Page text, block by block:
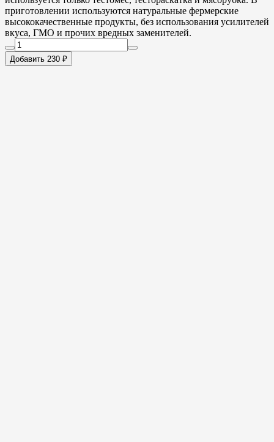
приготовлении используются натуральные фермерские
высококачественные продукты, без использования усилителей
вкуса, ГМО и прочих вредных заменителей.
Добавить 230 ₽